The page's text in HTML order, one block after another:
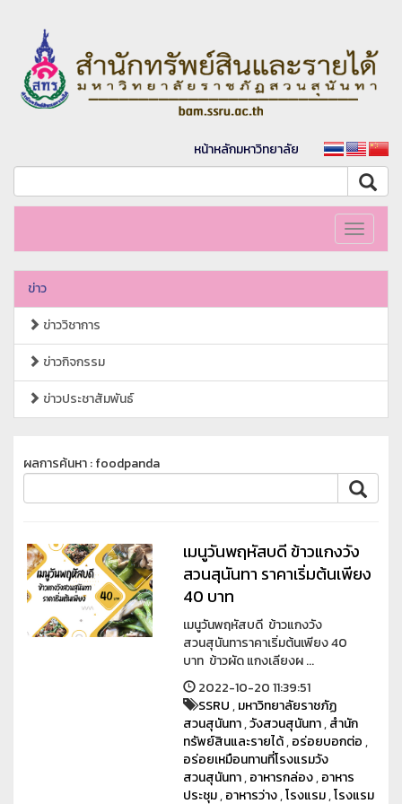
หน้าหลักมหาวิทยาลัย
Toggle
ข่าว
ข่าววิชาการ
ข่าวกิจกรรม
ข่าวประชาสัมพันธ์
ผลการค้นหา : foodpanda
เมนูวันพฤหัสบดี ข้าวแกงวัง
สวนสุนันทา ราคาเริ่มต้นเพียง
40 บาท
เมนูวันพฤหัสบดี ข้าวแกงวัง
สวนสุนันทาราคาเริ่มต้นเพียง 40
บาท ข้าวผัด แกงเลียงผ ...
2022-10-20 11:39:51
SSRU,มหาวิทยาลัยราชภัฏ
สวนสุนันทา,วังสวนสุนันทา,สำนัก
ทรัพย์สินและรายได้,อร่อยบอกต่อ,
อร่อยเหมือนทานที่โรงแรมวัง
สวนสุนันทา,อาหารกล่อง,อาหาร
ประชุม,อาหารว่าง,โรงแรม,โรงแรม